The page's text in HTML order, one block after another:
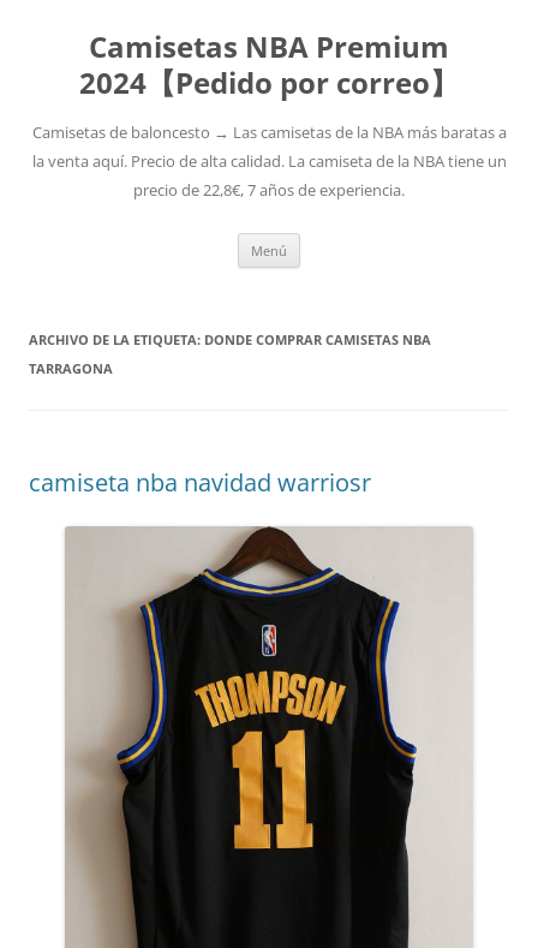
Camisetas NBA Premium
2024【Pedido por correo】
Camisetas de baloncesto → Las camisetas de la NBA más baratas a
la venta aquí. Precio de alta calidad. La camiseta de la NBA tiene un
precio de 22,8€, 7 años de experiencia.
Menú
ARCHIVO DE LA ETIQUETA: DONDE COMPRAR CAMISETAS NBA
TARRAGONA
camiseta nba navidad warriosr